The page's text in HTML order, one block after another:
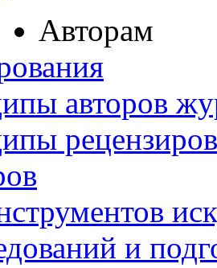
Авторам
авторов
и